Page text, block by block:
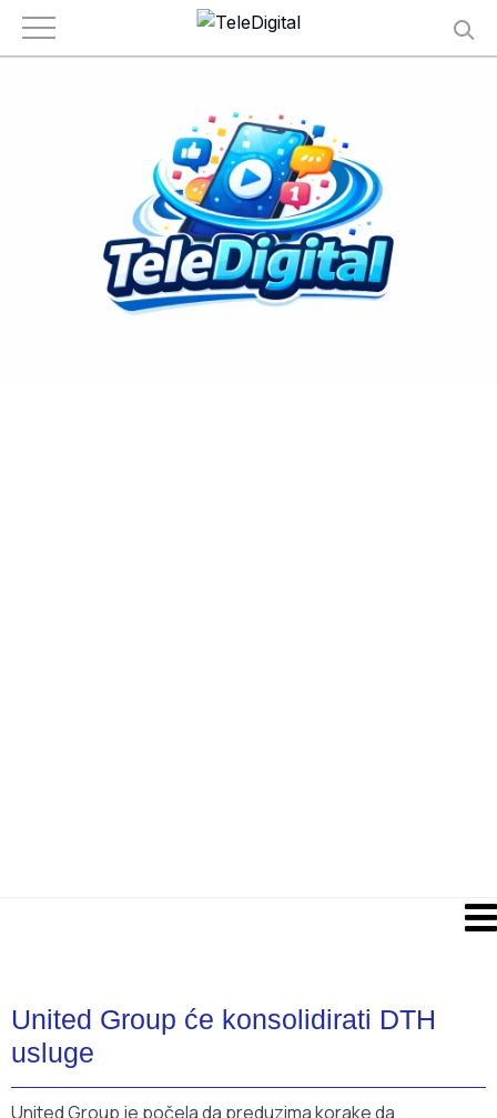
United Group će konsolidirati DTH
usluge
United Group je počela da preduzima korake da